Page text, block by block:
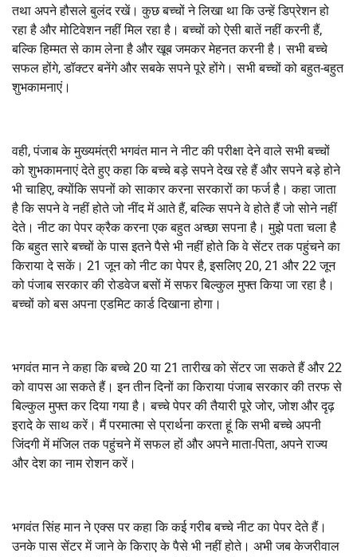
तथा अपने हौसले बुलंद रखें। कुछ बच्चों ने लिखा था कि उन्हें डिप्रेशन हो
रहा है और मोटिवेशन नहीं मिल रहा है। बच्चों को ऐसी बातें नहीं करनी हैं,
बल्कि हिम्मत से काम लेना है और खूब जमकर मेहनत करनी है। सभी बच्चे
सफल होंगे, डॉक्टर बनेंगे और सबके सपने पूरे होंगे। सभी बच्चों को बहुत-बहुत
शुभकामनाएं।
वही, पंजाब के मुख्यमंत्री भगवंत मान ने नीट की परीक्षा देने वाले सभी बच्चों
को शुभकामनाएं देते हुए कहा कि बच्चे बड़े सपने देख रहे हैं और सपने बड़े होने
भी चाहिए, क्योंकि सपनों को साकार करना सरकारों का फर्ज है। कहा जाता
है कि सपने वे नहीं होते जो नींद में आते हैं, बल्कि सपने वे होते हैं जो सोने नहीं
देते। नीट का पेपर क्रैक करना एक बहुत अच्छा सपना है। मुझे पता चला है
कि बहुत सारे बच्चों के पास इतने पैसे भी नहीं होते कि वे सेंटर तक पहुंचने का
किराया दे सकें। 21 जून को नीट का पेपर है, इसलिए 20, 21 और 22 जून
को पंजाब सरकार की रोडवेज बसों में सफर बिल्कुल मुफ्त किया जा रहा है।
बच्चों को बस अपना एडमिट कार्ड दिखाना होगा।
भगवंत मान ने कहा कि बच्चे 20 या 21 तारीख को सेंटर जा सकते हैं और 22
को वापस आ सकते हैं। इन तीन दिनों का किराया पंजाब सरकार की तरफ से
बिल्कुल मुफ्त कर दिया गया है। बच्चे पेपर की तैयारी पूरे जोर, जोश और दृढ़
इरादे के साथ करें। मैं परमात्मा से प्रार्थना करता हूं कि सभी बच्चे अपनी
जिंदगी में मंजिल तक पहुंचने में सफल हों और अपने माता-पिता, अपने राज्य
और देश का नाम रोशन करें।
भगवंत सिंह मान ने एक्स पर कहा कि कई गरीब बच्चे नीट का पेपर देते हैं।
उनके पास सेंटर में जाने के किराए के पैसे भी नहीं होते। अभी जब केजरीवाल